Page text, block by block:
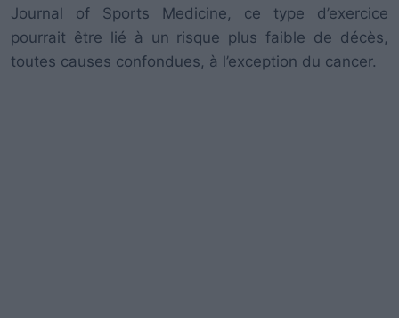
Journal of Sports Medicine, ce type d’exercice
pourrait être lié à un risque plus faible de décès,
toutes causes confondues, à l’exception du cancer.